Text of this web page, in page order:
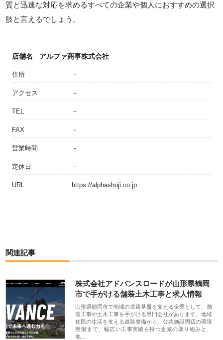
質と迅速な対応を求めるすべての企業や個人におすすめの選択
肢と言えるでしょう。
店舗名 アルファ商事株式会社
住所 －
アクセス －
TEL －
FAX －
営業時間 －
定休日 －
URL https://alphashoji.co.jp
関連記事
株式会社アドバンスロードが山形県鶴岡
市で手がける舗装土木工事と求人情報
山形県鶴岡市で地域の道路基盤を支える企業として、舗
装工事や土木工事を手がける専門会社があります。地域
住民の生活を支える道路整備から、公共施設周辺の環境
整備まで、幅広い工事実績を持つ企業の取り組みと、
地…